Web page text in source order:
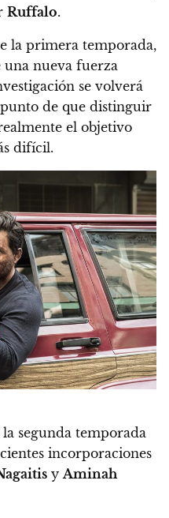
Ruffalo.
la primera temporada,
una nueva fuerza
se volverá
de que distinguir
el objetivo
difícil.
la segunda temporada
incorporaciones
y Aminah